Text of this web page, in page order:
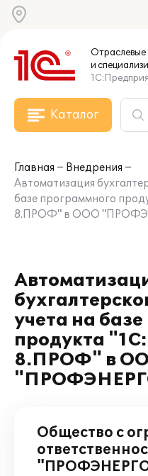
Отраслевые
и
Каталог
Главная
Внедрения
Автоматизация
базе программного
8.ПРОФ" в ООО
учета на
продукта
8.ПРОФ" в
Общество с